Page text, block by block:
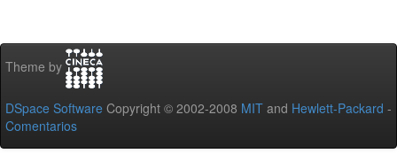
Theme by
DSpace Software Copyright © 2002-2008 MIT and Hewlett-Packard -
Comentarios